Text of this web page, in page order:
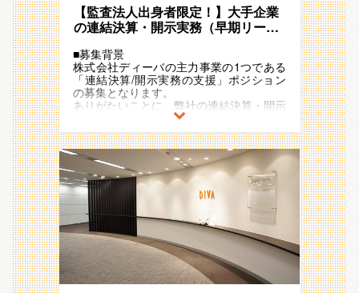
いただければと思います。
また、職場には公認会計士や税理士をはじ
ごとがあればフォローを受けることもでき
ます。
※業務は、基本的に同社オフィス内(新宿)
に持ち帰って遂行しています。
※※本ポジションの特徴※※
公認会計士資格をお持ちの方は、本ポジシ
ョン／会計コンサル・アドバイザリー／品
質管理ポジションでご意向を踏まえ選考を
進めさせていただきます。
求人票のみの情報ですとイメージがつきづ
らい、詳しく話を聞いていみたい、場合は
まずは一度選考要素なしでカジュアルにお
話させていただければと存じます。
・お客様とのスケジュール調整
・進捗確認と報告 など
・四半期決算が主となるため、閑散期/繁
忙期が明確でメリハリをつけて働けます。
・閑散期は連休の取得や自己研鑽に励むな
どプライベートとの両立も可能です。
（5日以上の連続休暇の取得実績あり）
てプロジェクト管理業務にも従事いただく
想定です。
①決算開示の実務（決算期）
これまでのご経験を活かせる業務からお任
せし、徐々に難易度や業務の幅を広げてい
ただきます。
ご自身次第で早期に新しい・難しい業務に
挑戦していただける環境です。
・子会社のデータ収集
・海外子会社/単体/連結決算処理
・連結精算表作成
・開示資料(有価証券報告書、決算短信)の
作成
②業務改善の提案～実行（決算以外）
決算後はチームで振り返りを行い、次回決
算に向けての準備と効率化などの課題解決
を行います。
お客様の課題に併せて提案～実行までを一
気通貫で行い、課題解決に向けてお客様と
・複数社の連結経験から多角的な視点を習
得できる
・会計知識を活かしてお客様や社会に貢献
できる
（お客様からの「感謝」を貰う機会が多い
環境）
・プロジェクトやポジションが豊富なた
め、早期に上流業務やマネジメントに挑戦
・ITや業務改善など会計＋αのスキルを習
得できる
■業務概要
連結会計システム「DivaSystem」を活用
して、300社以上のお客様の連結決算支援
（BPO）や業務改善コンサルティングを
実施していただきます。実務を行いつつ豊
富な他社事例や社内を活かして、お客様と
二人三脚で連結決算の業務効率化や仕組み
作りを推進していただきます。
【監査法人出身者限定！】大手企業
の連結決算・開示実務（早期リーダ
まで／事業成長率20％／メリハリあ
る働き方
■募集背景
株式会社ディーバの主力事業の1つである
「連結決算/開示実務の支援」ポジション
の募集となります。
ありがたいことに、弊社の連結決算・開示
業務や効率化支援のサービス及び品質にご
満足いただけるお客様が増加しており、毎
年120%ペースで成長しております。引き
続きお客様からの相談が増加している背景
から、そのご要望にお応えすべく増員を図
ることと致しました。
※お客様事例：三菱地所株式会社、住友商
事株式会社、株式会社ツムラなど300社以
上！
■魅力/特徴
◎「監査ではなく作る側の経験を積みた
い」「知識を活かして顧客貢献がしたい」
「WLBを見直したい」などのお気持ちを